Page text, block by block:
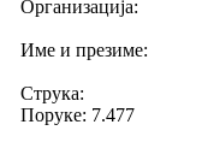
Организација:
Име и презиме:
Струка:
Поруке: 7.477